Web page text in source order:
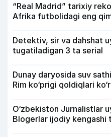
“Real Madrid” tarixiy
Afrika futbolidagi eng
Detektiv, sir va dahshat
tugatiladigan 3 ta serial
Dunay daryosida suv
Rim ko‘prigi qoldiqlari
O‘zbekiston Jurnalistlar
Blogerlar ijodiy kengashi